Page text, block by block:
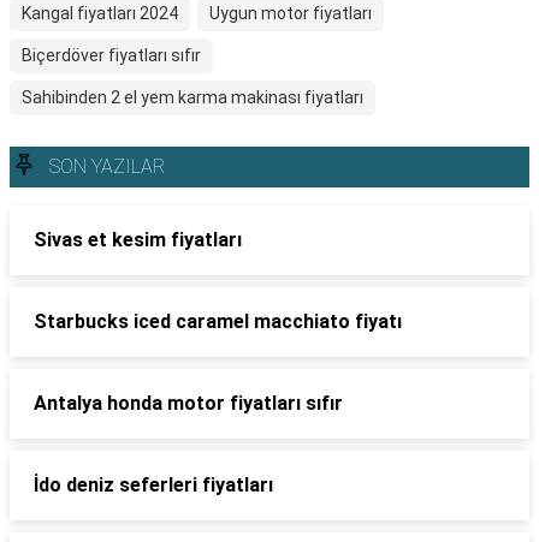
Kangal fiyatları 2024 Uygun motor fiyatları
Biçerdöver fiyatları sıfır
Sahibinden 2 el yem karma makinası fiyatları
SON YAZILAR
Sivas et kesim fiyatları
Starbucks iced caramel macchiato fiyatı
Antalya honda motor fiyatları sıfır
İdo deniz seferleri fiyatları